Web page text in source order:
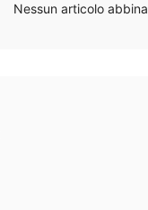
Nessun articolo